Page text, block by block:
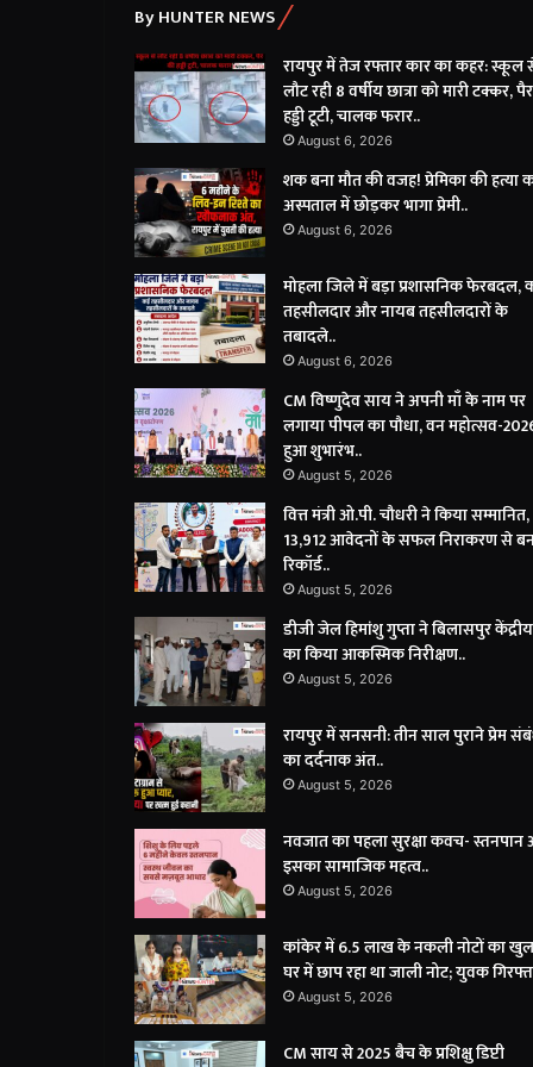
By HUNTER NEWS
रायपुर में तेज रफ्तार कार का कहर: स्कूल
लौट रही 8 वर्षीय छात्रा को मारी टक्कर,
हड्डी टूटी, चालक फरार..
August 6, 2026
शक बना मौत की वजह! प्रेमिका की हत्या
अस्पताल में छोड़कर भागा प्रेमी..
August 6, 2026
मोहला जिले में बड़ा प्रशासनिक फेरबदल,
तहसीलदार और नायब तहसीलदारों के
तबादले..
August 6, 2026
CM विष्णुदेव साय ने अपनी माँ के नाम पर
लगाया पीपल का पौधा, वन महोत्सव-
हुआ शुभारंभ..
August 5, 2026
वित्त मंत्री ओ.पी. चौधरी ने किया सम्मानित,
13,912 आवेदनों के सफल निराकरण से
रिकॉर्ड..
August 5, 2026
डीजी जेल हिमांशु गुप्ता ने बिलासपुर
का किया आकस्मिक निरीक्षण..
August 5, 2026
रायपुर में सनसनी: तीन साल पुराने प्रेम
का दर्दनाक अंत..
August 5, 2026
नवजात का पहला सुरक्षा कवच- स्तनपान
इसका सामाजिक महत्व..
August 5, 2026
कांकेर में 6.5 लाख के नकली नोटों का
घर में छाप रहा था जाली नोट; युवक
August 5, 2026
CM साय से 2025 बैच के प्रशिक्षु डिप्टी